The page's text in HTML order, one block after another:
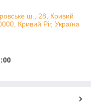
ш., 28, Кривий
Кривий Ріг, Україна